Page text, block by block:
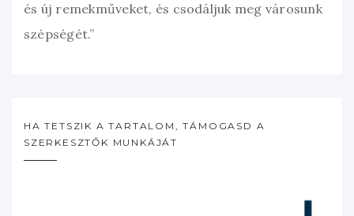
és új remekműveket, és csodáljuk meg városunk
szépségét.”
HA TETSZIK A TARTALOM, TÁMOGASD A
SZERKESZTŐK MUNKÁJÁT